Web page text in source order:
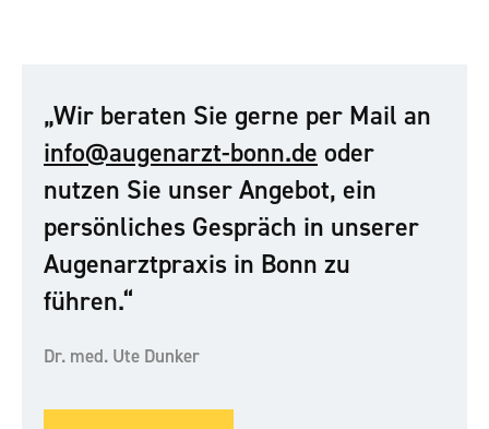
„Wir beraten Sie gerne per Mail an
info@augenarzt-bonn.de oder
nutzen Sie unser Angebot, ein
persönliches Gespräch in unserer
Augenarztpraxis in Bonn zu
führen.“
Dr. med. Ute Dunker